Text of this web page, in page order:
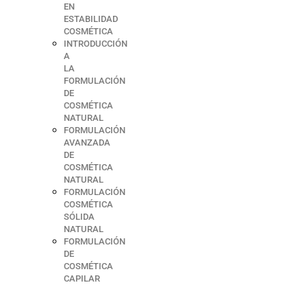
EN
ESTABILIDAD
COSMÉTICA
INTRODUCCIÓN
A
LA
FORMULACIÓN
DE
COSMÉTICA
NATURAL
FORMULACIÓN
AVANZADA
DE
COSMÉTICA
NATURAL
FORMULACIÓN
COSMÉTICA
SÓLIDA
NATURAL
FORMULACIÓN
DE
COSMÉTICA
CAPILAR